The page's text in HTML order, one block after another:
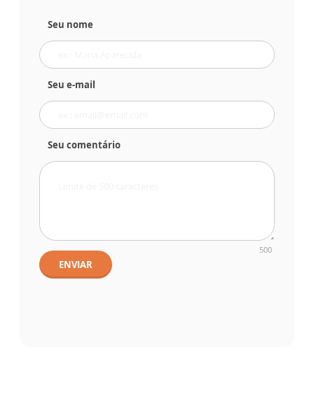
Seu nome
Seu e-mail
Seu comentário
500
ENVIAR